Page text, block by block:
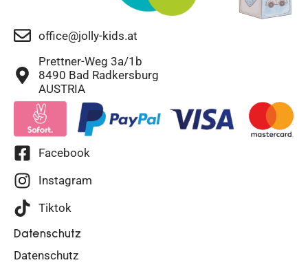
office@jolly-kids.at
Prettner-Weg 3a/1b
8490 Bad Radkersburg
AUSTRIA
Facebook
Instagram
Tiktok
Datenschutz
Datenschutz